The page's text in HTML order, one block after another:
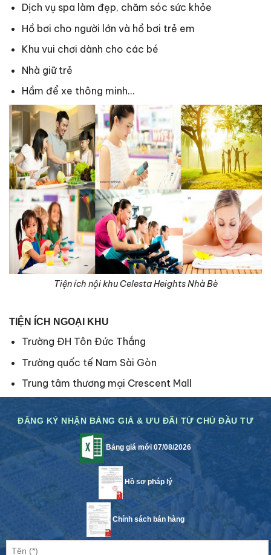
Dịch vụ spa làm đẹp, chăm sóc sức khỏe
Hồ bơi cho người lớn và hồ bơi trẻ em
Khu vui chơi dành cho các bé
Nhà giữ trẻ
Hầm để xe thông minh…
Tiện ích nội khu Celesta Heights Nhà Bè
TIỆN ÍCH NGOẠI KHU
Trường ĐH Tôn Đức Thắng
Trường quốc tế Nam Sài Gòn
Trung tâm thương mại Crescent Mall
ĐĂNG KÝ NHẬN BẢNG GIÁ & ƯU ĐÃI TỪ CHỦ ĐẦU TƯ
Bảng giá mới 07/08/2026
Hồ sơ pháp lý
Chính sách bán hàng